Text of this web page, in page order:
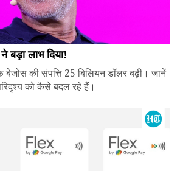
लाभ दिया!
की संपत्ति 25 बिलियन डॉलर बढ़ी। जानें
को कैसे बदल रहे हैं।